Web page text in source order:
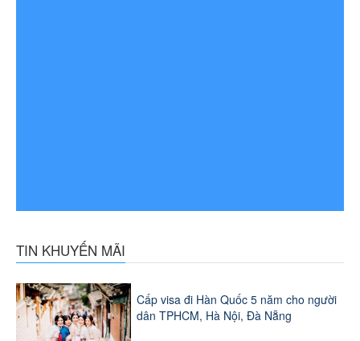
TIN KHUYẾN MÃI
Cấp visa đi Hàn Quốc 5 năm cho người
dân TPHCM, Hà Nội, Đà Nẵng